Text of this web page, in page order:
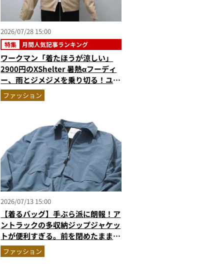
2026/07/28 15:00
特集 月間人気記事ランキング
ワークマン「着たほうが涼しい」
2900円のXShelter 暑熱αフーディ
ー、雨とジメジメを乗り切る！ユニ
クロの雨対策UVパーカ…ほか【ア
ウターの人気記事ランキングベスト
ファッション
2026/07/13 15:00
【着るバッグ】手ぶら派に朗報！ア
ントラックの多収納ジップジャケッ
トが便利すぎる。前を閉めたまま荷
物が出せる進化したポケット配置
ファッション